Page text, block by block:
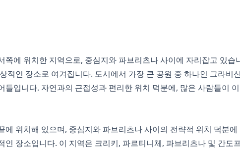
쪽에 위치한 지역으로, 중심지와 파브리츠나 사이에 자리잡고 있
적인 장소로 여겨집니다. 도시에서 가장 큰 공원 중 하나인 그라비
들입니다. 자연과의 근접성과 편리한 위치 덕분에, 많은 사람들이
에 위치해 있으며, 중심지와 파브리츠나 사이의 전략적 위치 덕분
인 장소입니다. 이 지역은 크리키, 파르티니체, 파브리츠나 및 간도